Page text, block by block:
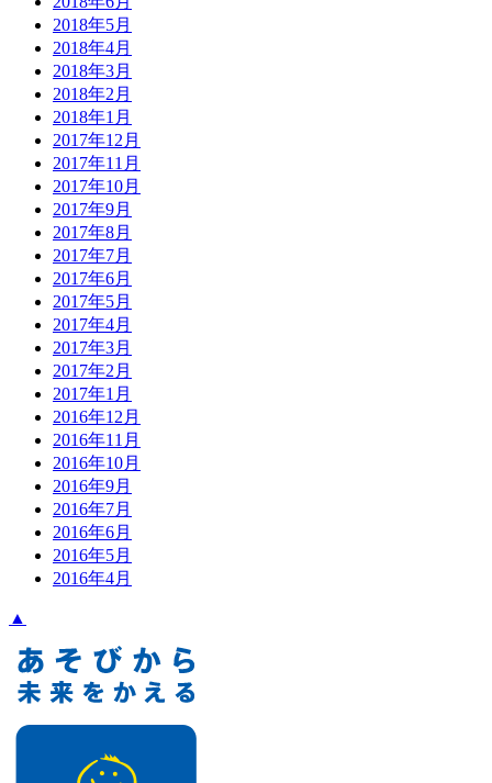
2018年5月
2018年4月
2018年3月
2018年2月
2018年1月
2017年12月
2017年11月
2017年10月
2017年9月
2017年8月
2017年7月
2017年6月
2017年5月
2017年4月
2017年3月
2017年2月
2017年1月
2016年12月
2016年11月
2016年10月
2016年9月
2016年7月
2016年6月
2016年5月
2016年4月
▲